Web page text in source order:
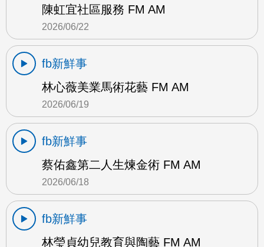
陳虹宜社區服務 FM AM
2026/06/22
fb新鮮事
林心薇美業馬術花藝 FM AM
2026/06/19
fb新鮮事
蔡佑鑫第二人生煉金術 FM AM
2026/06/18
fb新鮮事
林瑩貞幼兒教育與陶藝 FM AM